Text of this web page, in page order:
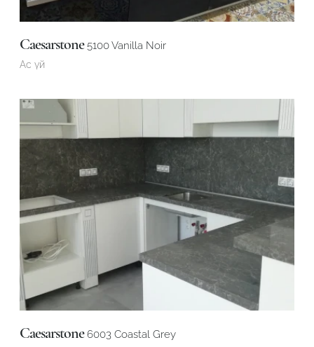
Caesarstone5100 Vanilla Noir
Ас үй
Caesarstone6003 Coastal Grey